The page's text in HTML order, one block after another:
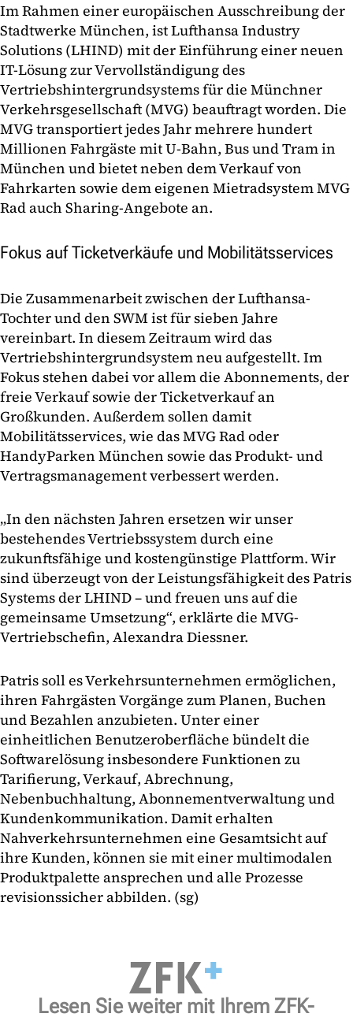
Im Rahmen einer europäischen Ausschreibung der
Stadtwerke München, ist Lufthansa Industry
Solutions (LHIND) mit der Einführung einer neuen
IT-Lösung zur Vervollständigung des
Vertriebshintergrundsystems für die Münchner
Verkehrsgesellschaft (MVG) beauftragt worden. Die
MVG transportiert jedes Jahr mehrere hundert
Millionen Fahrgäste mit U-Bahn, Bus und Tram in
München und bietet neben dem Verkauf von
Fahrkarten sowie dem eigenen Mietradsystem MVG
Rad auch Sharing-Angebote an.
Fokus auf Ticketverkäufe und Mobilitätsservices
Die Zusammenarbeit zwischen der Lufthansa-
Tochter und den SWM ist für sieben Jahre
vereinbart. In diesem Zeitraum wird das
Vertriebshintergrundsystem neu aufgestellt. Im
Fokus stehen dabei vor allem die Abonnements, der
freie Verkauf sowie der Ticketverkauf an
Großkunden. Außerdem sollen damit
Mobilitätsservices, wie das MVG Rad oder
HandyParken München sowie das Produkt- und
Vertragsmanagement verbessert werden.
„In den nächsten Jahren ersetzen wir unser
bestehendes Vertriebssystem durch eine
zukunftsfähige und kostengünstige Plattform. Wir
sind überzeugt von der Leistungsfähigkeit des Patris
Systems der LHIND – und freuen uns auf die
gemeinsame Umsetzung“, erklärte die MVG-
Vertriebschefin, Alexandra Diessner.
Patris soll es Verkehrsunternehmen ermöglichen,
ihren Fahrgästen Vorgänge zum Planen, Buchen
und Bezahlen anzubieten. Unter einer
einheitlichen Benutzeroberfläche bündelt die
Softwarelösung insbesondere Funktionen zu
Tarifierung, Verkauf, Abrechnung,
Nebenbuchhaltung, Abonnementverwaltung und
Kundenkommunikation. Damit erhalten
Nahverkehrsunternehmen eine Gesamtsicht auf
ihre Kunden, können sie mit einer multimodalen
Produktpalette ansprechen und alle Prozesse
revisionssicher abbilden. (sg)
Lesen Sie weiter mit Ihrem ZFK-